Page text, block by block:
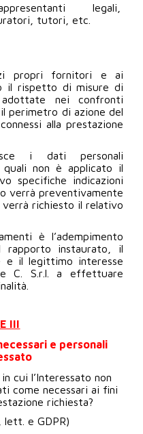
legali,
tutori, etc.
propri fornitori e ai
il rispetto di misure di
nei confronti
perimetro di azione del
alla prestazione
i dati personali
quali non è applicato il
specifiche indicazioni
verrà preventivamente
verrà richiesto il relativo
è l’adempimento
rapporto instaurato, il
e il legittimo interesse
C. S.r.l. a effettuare
III
e personali
cui l’Interessato non
come necessari ai fini
richiesta?
lett. e GDPR)